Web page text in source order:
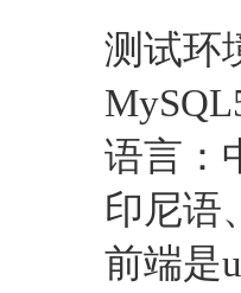
测试环
语言：
印尼语
前端是